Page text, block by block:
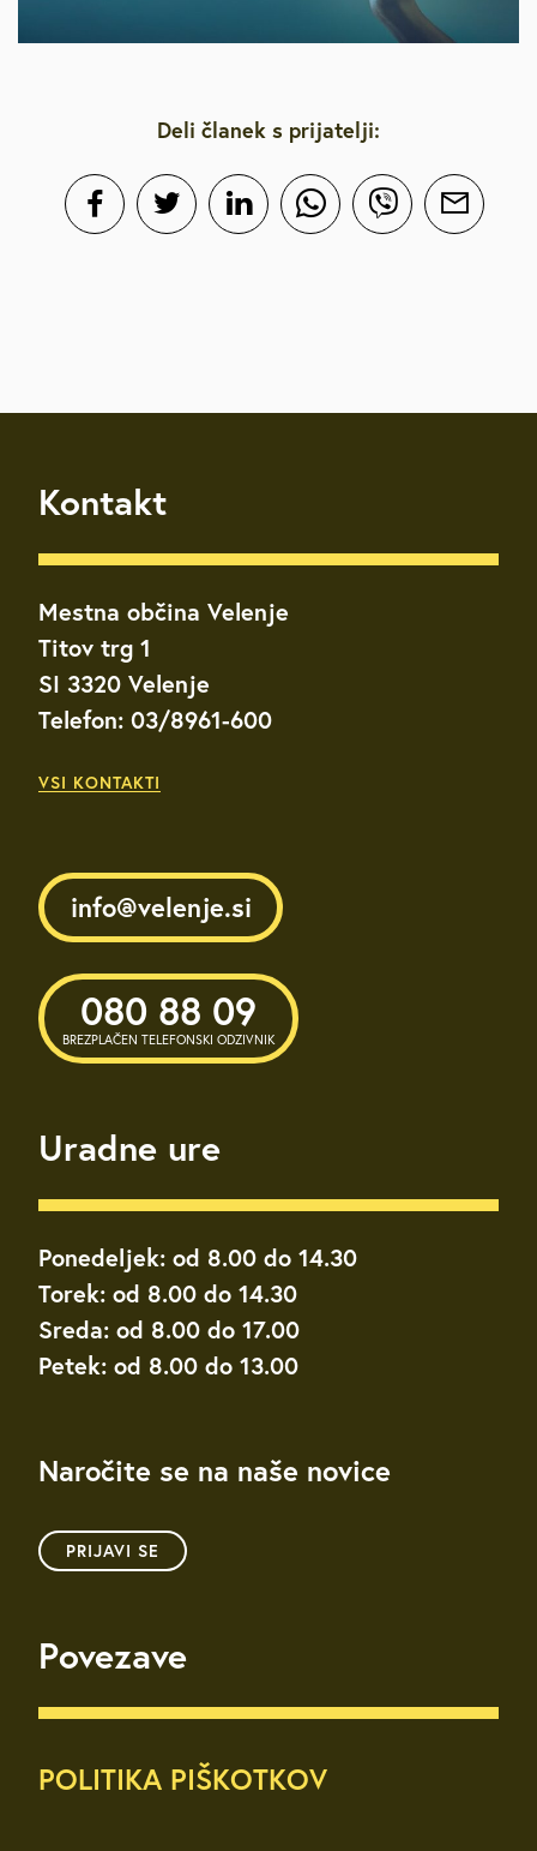
Deli članek s prijatelji:
Kontakt
Mestna občina Velenje
Titov trg 1
SI 3320 Velenje
Telefon: 03/8961-600
VSI KONTAKTI
info@velenje.si
080 88 09
BREZPLAČEN TELEFONSKI ODZIVNIK
Uradne ure
Ponedeljek: od 8.00 do 14.30
Torek: od 8.00 do 14.30
Sreda: od 8.00 do 17.00
Petek: od 8.00 do 13.00
Naročite se na naše novice
PRIJAVI SE
Povezave
POLITIKA PIŠKOTKOV